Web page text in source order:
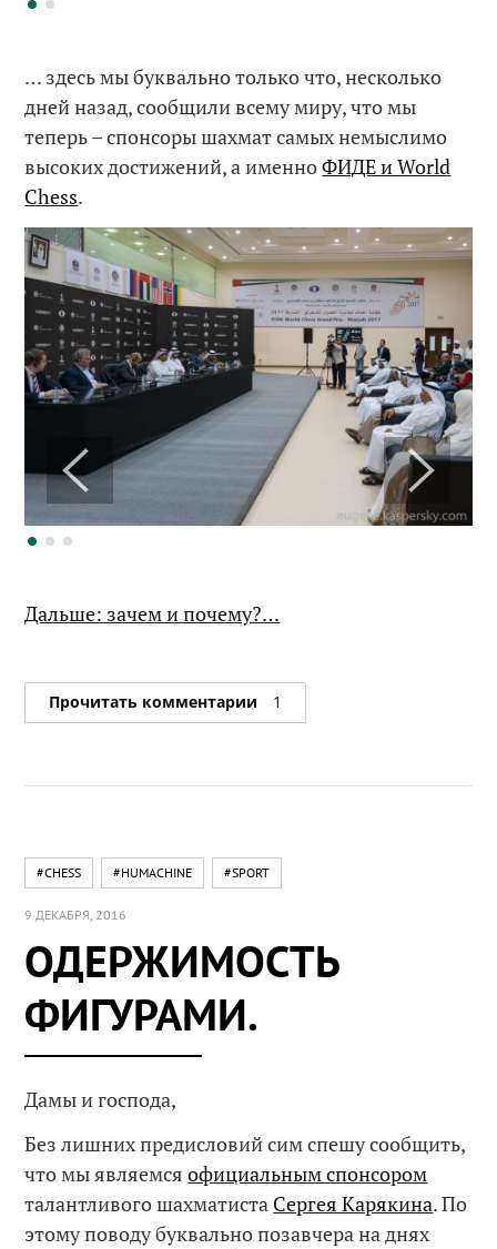
… здесь мы буквально только что, несколько
дней назад, сообщили всему миру, что мы
теперь – спонсоры шахмат самых немыслимо
высоких достижений, а именноФИДЕ и World
Chess.
Дальше: зачем и почему?…
Прочитать комментарии 1
#CHESS #HUMACHINE #SPORT
9 ДЕКАБРЯ, 2016
ОДЕРЖИМОСТЬ
ФИГУРАМИ.
Дамы и господа,
Без лишних предисловий сим спешу сообщить,
что мы являемсяофициальным спонсором
талантливого шахматиста Сергея Карякина. По
этому поводу буквально позавчера на днях